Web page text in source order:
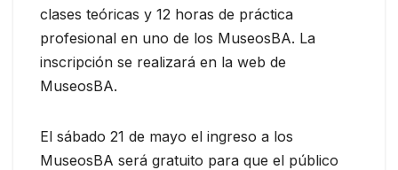
clases teóricas y 12 horas de práctica
profesional en uno de los MuseosBA. La
inscripción se realizará en la web de
MuseosBA.
El sábado 21 de mayo el ingreso a los
MuseosBA será gratuito para que el público